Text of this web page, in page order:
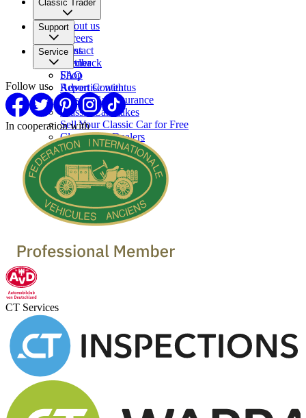
Classic Trader
About us
Careers
Press
Partner
Support
Contact
Feedback
FAQ
Report Content
Service
Shop
Advertise with us
Classic Car Insurance
Classic Car makes
Sell Your Classic Car for Free
Classic Car Dealers
Follow us
In cooperation with
CT Services